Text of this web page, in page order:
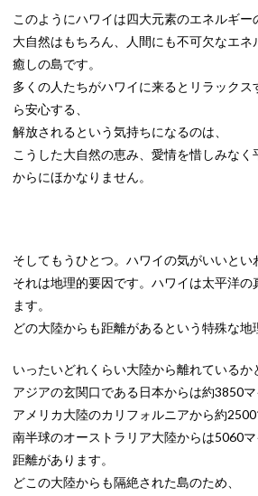
このようにハワイは四大元素のエネルギー
大自然はもちろん、人間にも不可欠なエネ
癒しの島です。
多くの人たちがハワイに来るとリラック
ら安心する、
解放されるという気持ちになるのは、
こうした大自然の恵み、愛情を惜しみな
からにほかなりません。
そしてもうひとつ。ハワイの気がいいとい
それは地理的要因です。ハワイは太平洋
ます。
どの大陸からも距離があるという特殊な地
いったいどれくらい大陸から離れているか
アジアの玄関口である日本からは約3850マ
アメリカ大陸のカリフォルニアから約2500
南半球のオーストラリア大陸からは5060
距離があります。
どこの大陸からも隔絶された島のため、